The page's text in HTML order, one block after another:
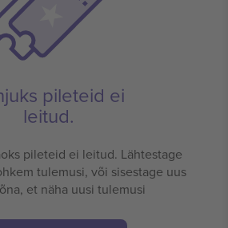
pileteid ei
leitud.
pileteid ei leitud. Lähtestage
tulemusi, või sisestage uus
et näha uusi tulemusi